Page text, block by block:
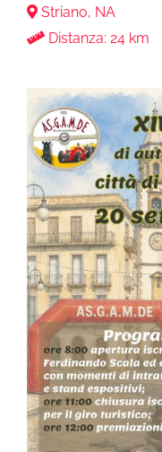
Striano, NA
Distanza: 24 km